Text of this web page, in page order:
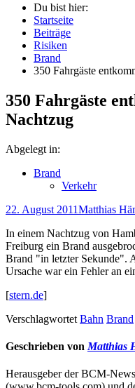
Du bist hier:
Startseite
Beiträge
Risiken
Brand
350 Fahrgäste
350 Fahrgäste
Nachtzug
Abgelegt in:
Brand
Verkehr
22. August 2011Matthias
In einem Nachtzug von
Freiburg ein Brand
Brand "in letzter Sekunde".
Ursache war ein Fehler an
[stern.de]
Verschlagwortet Bahn Brand
Geschrieben von Matthias
Herausgeber der BCM-